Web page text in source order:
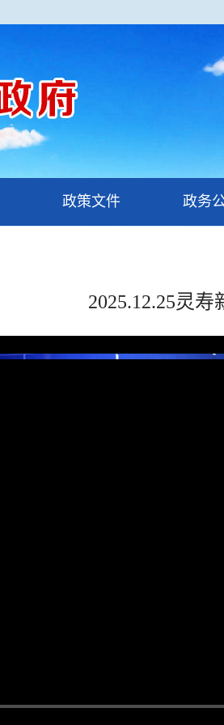
政策文件 政务
2025.12.25灵寿